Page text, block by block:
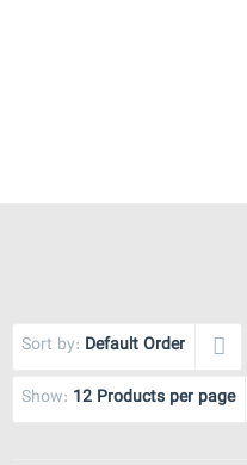
Sort by: Default Order
Show: 12 Products per page